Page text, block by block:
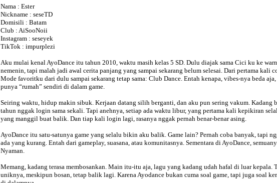
Nama : Ester
Nickname : seseTD
Domisili : Batam
Club : AiSooNoii
Instagram : seseyek
TikTok : impurplezi
Aku mulai kenal AyoDance itu tahun 2010, waktu masih kelas 5 SD. Dulu diajak sama Cici ku ke
nemenin, tapi malah jadi awal cerita panjang yang sampai sekarang belum selesai. Dari pertama kali
Mode favoritku dari dulu sampai sekarang tetap sama: Club Dance. Entah kenapa, vibes-nya beda aja,
punya “rumah” sendiri di dalam game.
Seiring waktu, hidup makin sibuk. Kerjaan datang silih berganti, dan aku pun sering vakum. Kadang
tahun nggak login sama sekali. Tapi anehnya, setiap ada waktu libur, yang pertama kali kepikiran
yang manggil buat balik. Dan tiap kali login lagi, rasanya nggak pernah benar-benar asing.
AyoDance itu satu-satunya game yang selalu bikin aku balik. Game lain? Pernah coba banyak, tapi
ada yang kurang. Entah dari gameplay, suasana, atau komunitasnya. Sementara di AyoDance,
Nyaman.
Memang, kadang terasa membosankan. Main itu-itu aja, lagu yang kadang udah hafal di luar kepala.
uniknya, meskipun bosan, tetap balik lagi. Karena Ayodance bukan cuma soal game, tapi juga soal